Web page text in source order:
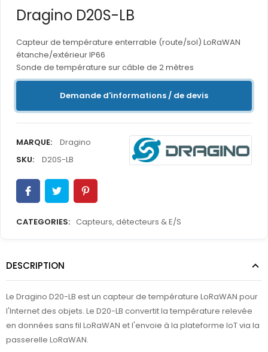
Dragino D20S-LB
Capteur de température enterrable (route/sol) LoRaWAN
étanche/extérieur IP66
Sonde de température sur câble de 2 mètres
Demande d'informations / de devis
MARQUE:
Dragino
SKU:
D20S-LB
CATEGORIES: Capteurs, détecteurs & E/S
DESCRIPTION
Le Dragino D20-LB est un capteur de température LoRaWAN pour
l'Internet des objets. Le D20-LB convertit la température relevée
en données sans fil LoRaWAN et l'envoie à la plateforme IoT via la
passerelle LoRaWAN.